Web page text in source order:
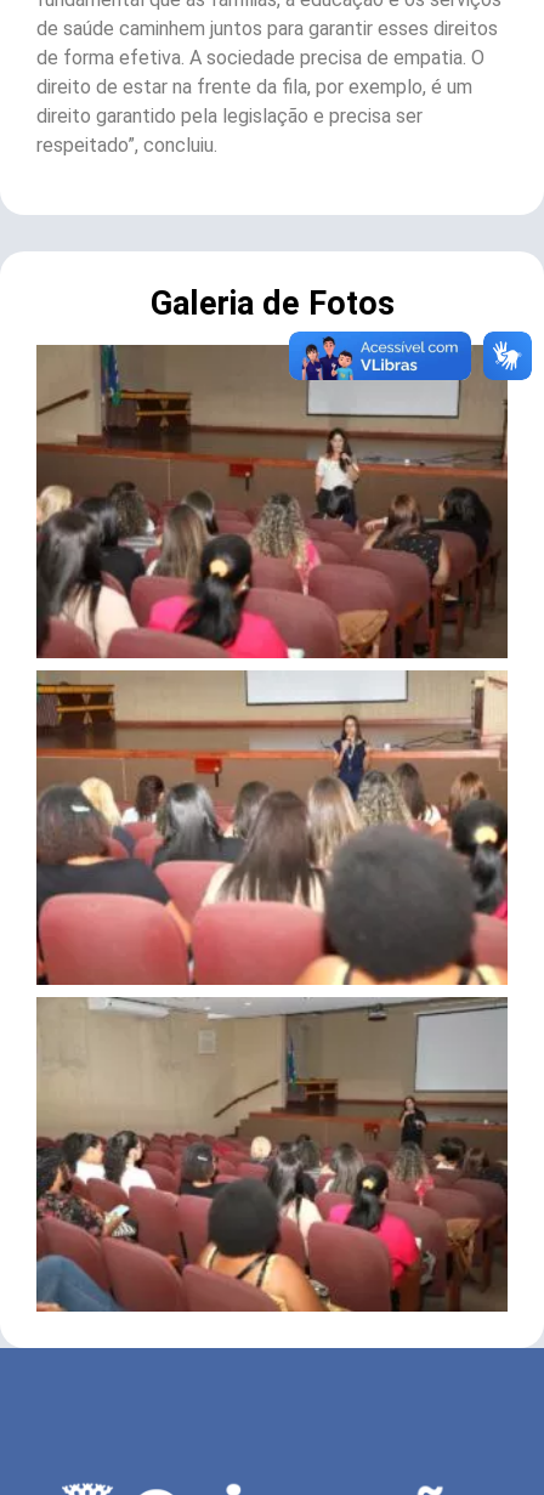
de saúde caminhem juntos para garantir esses direitos
de forma efetiva. A sociedade precisa de empatia. O
direito de estar na frente da fila, por exemplo, é um
direito garantido pela legislação e precisa ser
respeitado”, concluiu.
Galeria de Fotos